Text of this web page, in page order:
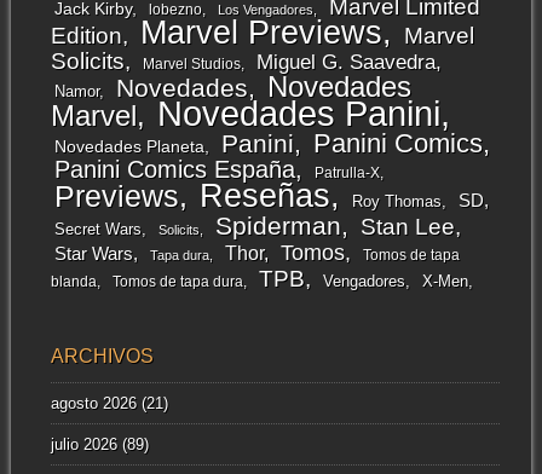
Jack Kirby lobezno Los Vengadores
Marvel Limited
Edition
Marvel Previews
Marvel
Solicits
Marvel Studios Miguel G. Saavedra
Namor Novedades
Novedades
Marvel
Novedades Panini
Novedades Planeta Panini Panini Comics
Panini Comics España Patrulla-X
Previews Reseñas Roy Thomas SD
Secret Wars Solicits Spiderman Stan Lee
Star Wars Tapa dura Thor Tomos
Tomos de tapa
blanda
Tomos de tapa dura TPB Vengadores X-Men
ARCHIVOS
agosto 2026(21)
julio 2026(89)